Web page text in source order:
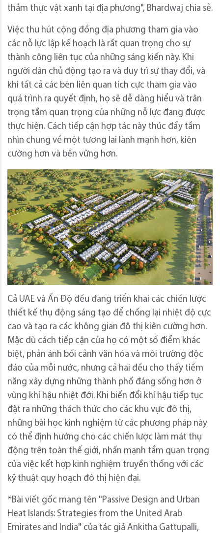
thảm thực vật xanh tại địa phương", Bhardwaj chia sẻ.
Việc thu hút cộng đồng địa phương tham gia vào
các nỗ lực lập kế hoạch là rất quan trọng cho sự
thành công liên tục của những sáng kiến ​​này. Khi
người dân chủ động tạo ra và duy trì sự thay đổi, và
khi tất cả các bên liên quan tích cực tham gia vào
quá trình ra quyết định, họ sẽ dễ dàng hiểu và trân
trọng tầm quan trọng của những nỗ lực đang được
thực hiện. Cách tiếp cận hợp tác này thúc đẩy tầm
nhìn chung về một tương lai lành mạnh hơn, kiên
cường hơn và bền vững hơn.
Cả UAE và Ấn Độ đều đang triển khai các chiến lược
thiết kế thụ động sáng tạo để chống lại nhiệt độ cực
cao và tạo ra các không gian đô thị kiên cường hơn.
Mặc dù cách tiếp cận của họ có một số điểm khác
biệt, phản ánh bối cảnh văn hóa và môi trường độc
đáo của mỗi nước, nhưng cả hai đều cho thấy tiềm
năng xây dựng những thành phố đáng sống hơn ở
vùng khí hậu nhiệt đới. Khi biến đổi khí hậu tiếp tục
đặt ra những thách thức cho các khu vực đô thị,
những bài học kinh nghiệm từ các phương pháp này
có thể định hướng cho các chiến lược làm mát thụ
động trên toàn thế giới, nhấn mạnh tầm quan trọng
của việc kết hợp kinh nghiệm truyền thống với các
kỹ thuật quy hoạch đô thị hiện đại.
*Bài viết gốc mang tên "Passive Design and Urban
Heat Islands: Strategies from the United Arab
Emirates and India" của tác giả Ankitha Gattupalli,